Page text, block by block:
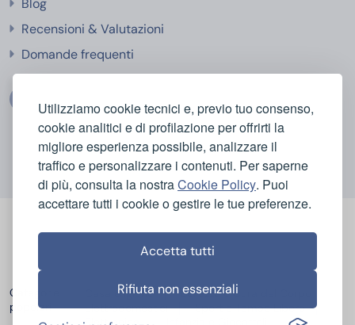
Utilizziamo cookie tecnici e, previo tuo consenso,
cookie analitici e di profilazione per offrirti la
migliore esperienza possibile, analizzare il
traffico e personalizzare i contenuti. Per saperne
di più, consulta la nostraCookie Policy. Puoi
accettare tutti i cookie o gestire le tue preferenze.
Accetta tutti
Rifiuta non essenziali
Blog
Recensioni & Valutazioni
Domande frequenti
Categorie
popolari
Casa e Igiene
Bellezza e Cura del Corpo
Elettrodomestici
Sport e Tempo Libero
Elettronica